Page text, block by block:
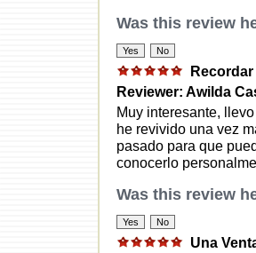
Was this review
Reviewer: Awilda
Muy interesante,
he revivido una vez
pasado para que
conocerlo
Was this review
Una